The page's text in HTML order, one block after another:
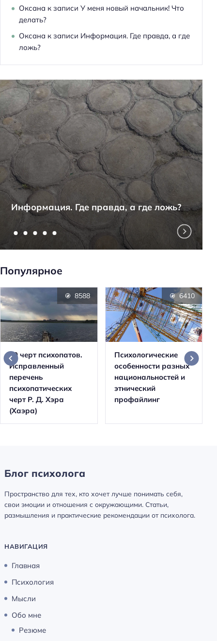
Оксана к записи У меня новый начальник! Что
делать?
Оксана к записи Информация. Где правда, а где
ложь?
Информация. Где правда, а где ложь?
Популярное
20 черт психопатов.
Исправленный
перечень
психопатических
черт Р. Д. Хэра
(Хаэра)
8588
Психологические
особенности разных
национальностей и
этнический
профайлинг
6410
Блог психолога
Пространство для тех, кто хочет лучше понимать себя,
свои эмоции и отношения с окружающими. Статьи,
размышления и практические рекомендации от психолога.
НАВИГАЦИЯ
Главная
Психология
Мысли
Обо мне
Резюме